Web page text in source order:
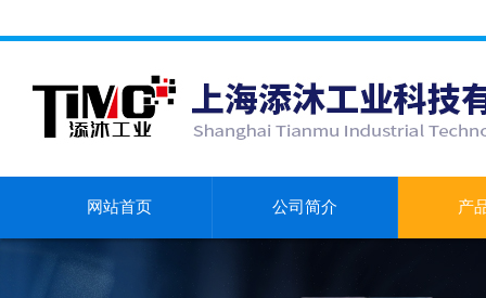
网站首页 公司简介 产